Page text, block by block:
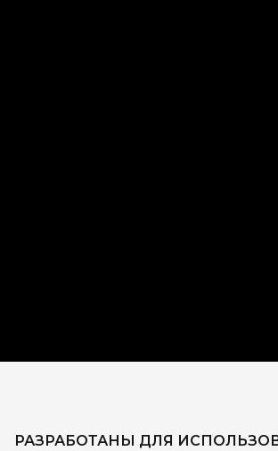
РАЗРАБОТАНЫ ДЛЯ